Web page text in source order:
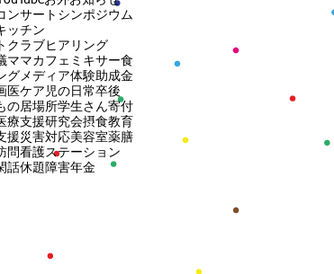
ンサート シンポジウム
ッチン
クラブ ヒアリング
ママカフェ ミキサー食
グ メディア体験助成金
医ケア児の日常卒後
の居場所学生さん寄付
療支援研究会摂食教育
援災害対応美容室薬膳
問看護ステーション
話休題 障害年金